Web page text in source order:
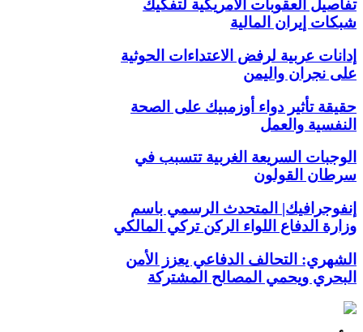
تفاصيل العقوبات الأمريكية لتفكيك
شبكات إيران المالية
إدانات عربية لرفض الاعتداءات الحوثية
على نجران واليمن
حقيقة تأثير دواء أوزمبيك على الصحة
النفسية والعمل
الوجبات السريعة الغربية تتسبب في
سرطان القولون
إنفوجرافيك| المتحدث الرسمي باسم
وزارة الدفاع اللواء الركن تركي المالكي
الشهري: التحالف الدفاعي يعزز الأمن
البحري ويحمي المصالح المشتركة